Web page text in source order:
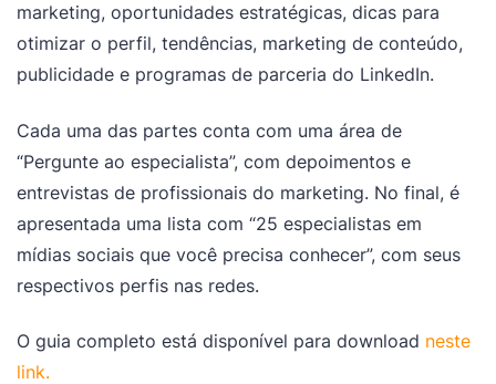
marketing, oportunidades estratégicas, dicas para
otimizar o perfil, tendências, marketing de conteúdo,
publicidade e programas de parceria do LinkedIn.
Cada uma das partes conta com uma área de
“Pergunte ao especialista”, com depoimentos e
entrevistas de profissionais do marketing. No final, é
apresentada uma lista com “25 especialistas em
mídias sociais que você precisa conhecer”, com seus
respectivos perfis nas redes.
O guia completo está disponível para download neste
link.